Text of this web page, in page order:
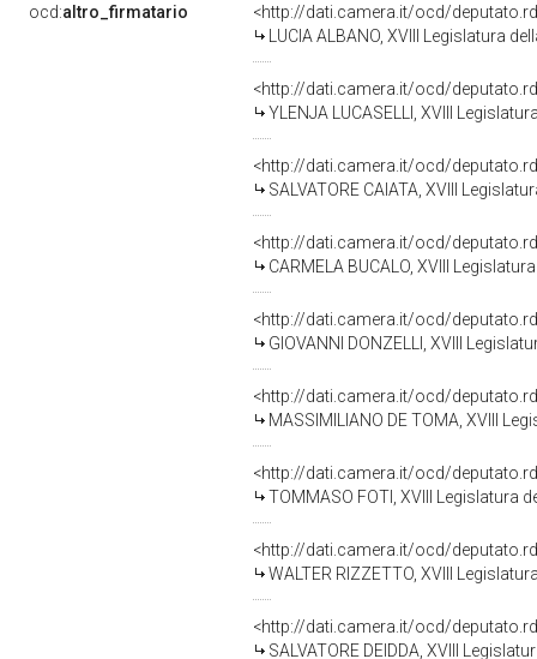
ocd:altro_firmatario
<http://dati.camera.it/ocd/
LUCIA ALBANO, XVIII Legislatura
<http://dati.camera.it/ocd/
YLENJA LUCASELLI, XVIII
<http://dati.camera.it/ocd/
SALVATORE CAIATA, XVIII
<http://dati.camera.it/ocd/
CARMELA BUCALO, XVIII
<http://dati.camera.it/ocd/
GIOVANNI DONZELLI, XVIII
<http://dati.camera.it/ocd/
MASSIMILIANO DE TOMA, XVIII
<http://dati.camera.it/ocd/
TOMMASO FOTI, XVIII Legislatura
<http://dati.camera.it/ocd/
WALTER RIZZETTO, XVIII
<http://dati.camera.it/ocd/
SALVATORE DEIDDA, XVIII